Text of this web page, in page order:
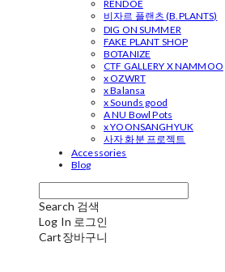
RENDOE
비자르 플랜츠 (B.PLANTS)
DIG ON SUMMER
FAKE PLANT SHOP
BOTANIZE
CTF GALLERY X NAMMOO
x OZWRT
x Balansa
x Sounds good
A NU Bowl Pots
x YOONSANGHYUK
사자 화분 프로젝트
Accessories
Blog
Search 검색
Log In 로그인
Cart장바구니